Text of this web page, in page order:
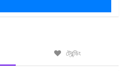
ট্রেন্ডিং